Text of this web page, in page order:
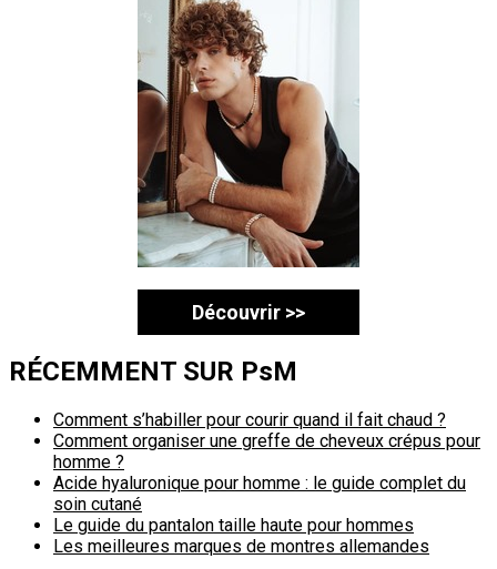
Découvrir >>
RÉCEMMENT SUR PsM
Comment s’habiller pour courir quand il fait chaud ?
Comment organiser une greffe de cheveux crépus pour
homme ?
Acide hyaluronique pour homme : le guide complet du
soin cutané
Le guide du pantalon taille haute pour hommes
Les meilleures marques de montres allemandes